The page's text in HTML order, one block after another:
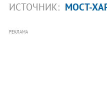
ИСТОЧНИК: МОСТ-
РЕКЛАМА